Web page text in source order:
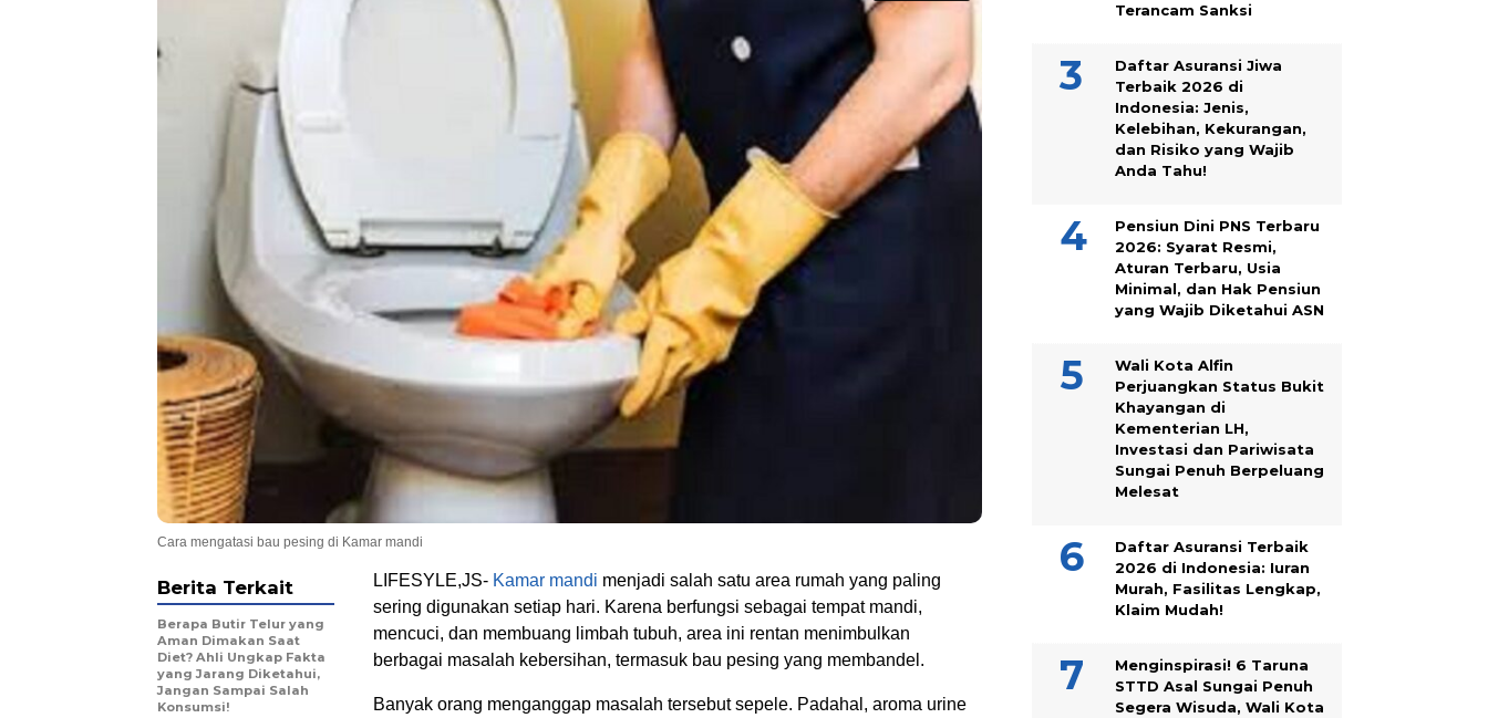
Cara mengatasi bau pesing di Kamar mandi
LIFESYLE,JS- Kamar mandi menjadi salah satu area rumah yang paling
sering digunakan setiap hari. Karena berfungsi sebagai tempat mandi,
mencuci, dan membuang limbah tubuh, area ini rentan menimbulkan
berbagai masalah kebersihan, termasuk bau pesing yang membandel.
Banyak orang menganggap masalah tersebut sepele. Padahal, aroma urine
Berita Terkait
Berapa Butir Telur yang
Aman Dimakan Saat
Diet? Ahli Ungkap Fakta
yang Jarang Diketahui,
Jangan Sampai Salah
Konsumsi!
Terancam Sanksi
Daftar Asuransi Jiwa
Terbaik 2026 di
Indonesia: Jenis,
Kelebihan, Kekurangan,
dan Risiko yang Wajib
Anda Tahu!
Pensiun Dini PNS Terbaru
2026: Syarat Resmi,
Aturan Terbaru, Usia
Minimal, dan Hak Pensiun
yang Wajib Diketahui ASN
Wali Kota Alfin
Perjuangkan Status Bukit
Khayangan di
Kementerian LH,
Investasi dan Pariwisata
Sungai Penuh Berpeluang
Melesat
Daftar Asuransi Terbaik
2026 di Indonesia: Iuran
Murah, Fasilitas Lengkap,
Klaim Mudah!
Menginspirasi! 6 Taruna
STTD Asal Sungai Penuh
Segera Wisuda, Wali Kota